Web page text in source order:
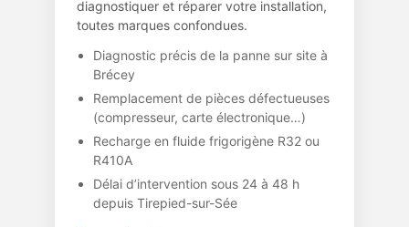
diagnostiquer et réparer votre installation,
toutes marques confondues.
Diagnostic précis de la panne sur site à
Brécey
Remplacement de pièces défectueuses
(compresseur, carte électronique…)
Recharge en fluide frigorigène R32 ou
R410A
Délai d’intervention sous 24 à 48 h
depuis Tirepied-sur-Sée